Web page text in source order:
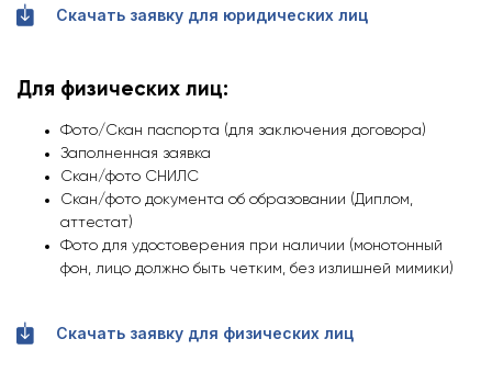
Скачать заявку для юридических лиц
Для физических лиц:
Фото/Скан паспорта (для заключения договора)
Заполненная заявка
Скан/фото СНИЛС
Скан/фото документа об образовании (Диплом,
аттестат)
Фото для удостоверения при наличии (монотонный
фон, лицо должно быть четким, без излишней мимики)
Скачать заявку для физических лиц